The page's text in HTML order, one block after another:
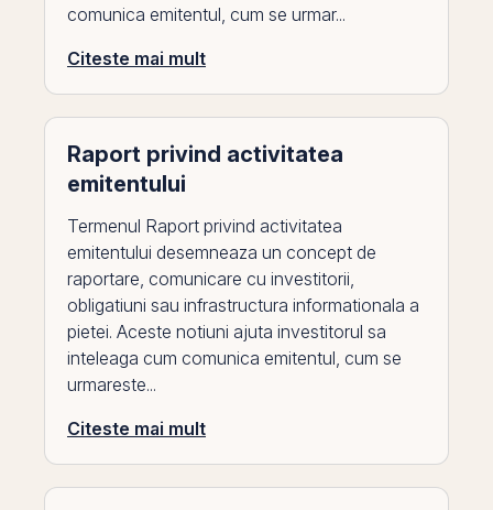
comunica emitentul, cum se urmar...
Citeste mai mult
Raport privind activitatea
emitentului
Termenul Raport privind activitatea
emitentului desemneaza un concept de
raportare, comunicare cu investitorii,
obligatiuni sau infrastructura informationala a
pietei. Aceste notiuni ajuta investitorul sa
inteleaga cum comunica emitentul, cum se
urmareste...
Citeste mai mult